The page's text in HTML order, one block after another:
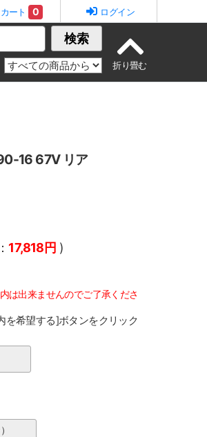
カート 0 ログイン
検索
16 67V リア
17,818円 )
は出来ませんのでご了承くださ
を希望する]ボタンをクリック